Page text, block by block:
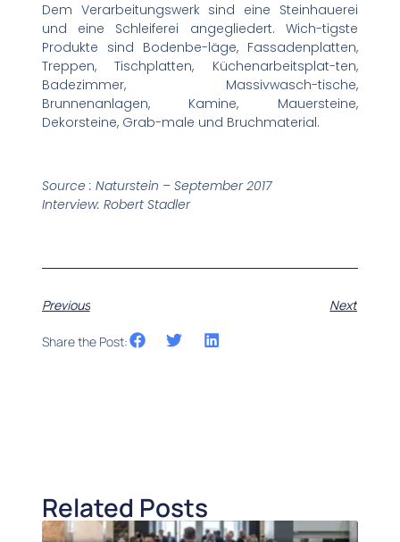
Dem Verarbeitungswerk sind eine Steinhauerei
und eine Schleiferei angegliedert. Wich-tigste
Produkte sind Bodenbe-läge, Fassadenplatten,
Treppen, Tischplatten, Küchenarbeitsplat-ten,
Badezimmer, Massivwasch-tische,
Brunnenanlagen, Kamine, Mauersteine,
Dekorsteine, Grab-male und Bruchmaterial.
Source : Naturstein – September 2017
Interview: Robert Stadler
Previous Next
Share the Post:
Related Posts